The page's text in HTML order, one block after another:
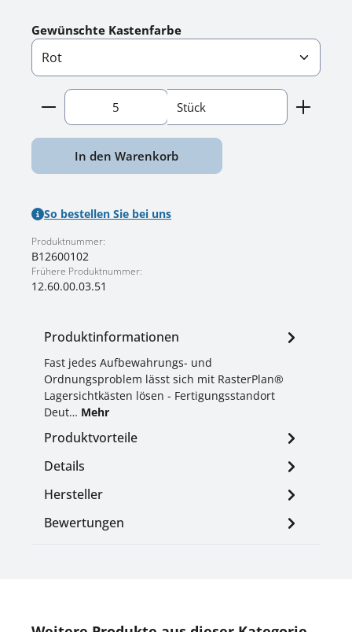
Gewünschte Kastenfarbeauswählen
Produkt Anzahl: Gib den gewünschten Wert
Stück
In den Warenkorb
So bestellen Sie bei uns
Produktnummer:
B12600102
Frühere Produktnummer:
12.60.00.03.51
Produktinformationen
Fast jedes Aufbewahrungs- und
Ordnungsproblem lässt sich mit RasterPlan®
Lagersichtkästen lösen - Fertigungsstandort
Deut… Mehr
Produktvorteile
Details
Hersteller
Bewertungen
Produktgalerie überspringen